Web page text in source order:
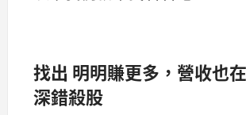
找出 明明賺更多，營收也
深錯殺股